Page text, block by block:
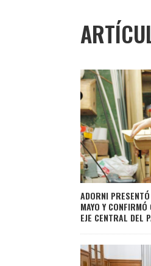
ADORNI
MAYO Y
EJE CENTRAL DEL